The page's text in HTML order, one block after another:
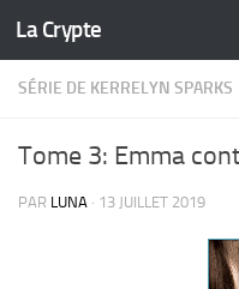
Skip to content
La Crypte
SÉRIE DE KERRELYN SPARKS
Tome 3: Emma
PAR LUNA · 13 JUILLET 2019